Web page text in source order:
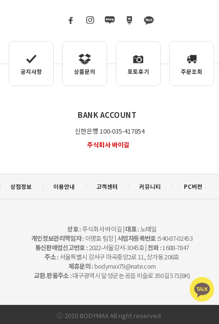
공지사항 상품문의 포토후기 주문조회
BANK ACCOUNT
신한은행 100-035-417854
주식회사 바이길
상점정보 이용안내 고객센터 커뮤니티 PC버젼
상호 :주식회사 바이길 |대표 :노태일
개인정보관리책임자 : 이명호 팀장 | 사업자등록번호 :540-87-02453
통신판매업신고번호 :2022-서울강서-3045호 |전화 :1688-7847
주소 : 서울특별시 강서구 마곡중앙2로 11, 상가동 206호
제휴문의 :bodymax79@nate.com
교환.판품주소 :대구광역시 달성군 논공읍 비슬로 350길 571(BK)
ⓒ 2010 BODYMAX All right reserved.